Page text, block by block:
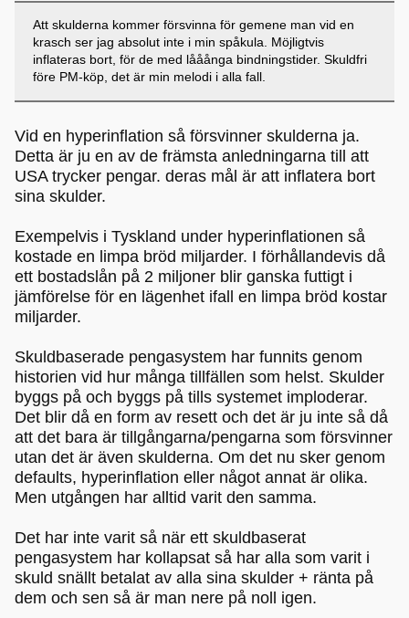
Att skulderna kommer försvinna för gemene man vid en
krasch ser jag absolut inte i min spåkula. Möjligtvis
inflateras bort, för de med lååånga bindningstider. Skuldfri
före PM-köp, det är min melodi i alla fall.
Vid en hyperinflation så försvinner skulderna ja.
Detta är ju en av de främsta anledningarna till att
USA trycker pengar. deras mål är att inflatera bort
sina skulder.
Exempelvis i Tyskland under hyperinflationen så
kostade en limpa bröd miljarder. I förhållandevis då
ett bostadslån på 2 miljoner blir ganska futtigt i
jämförelse för en lägenhet ifall en limpa bröd kostar
miljarder.
Skuldbaserade pengasystem har funnits genom
historien vid hur många tillfällen som helst. Skulder
byggs på och byggs på tills systemet imploderar.
Det blir då en form av resett och det är ju inte så då
att det bara är tillgångarna/pengarna som försvinner
utan det är även skulderna. Om det nu sker genom
defaults, hyperinflation eller något annat är olika.
Men utgången har alltid varit den samma.
Det har inte varit så när ett skuldbaserat
pengasystem har kollapsat så har alla som varit i
skuld snällt betalat av alla sina skulder + ränta på
dem och sen så är man nere på noll igen.